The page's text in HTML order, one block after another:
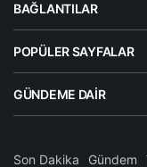
BAĞLANTILAR
POPÜLER SAYFALAR
GÜNDEME DAIR
Son Dakika Gündem